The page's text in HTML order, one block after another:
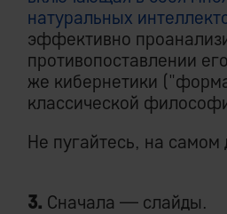
натуральных
эффективно
противопоставлении
же кибернетики
классической
Не пугайтесь, на самом
3. Сначала — слайды.